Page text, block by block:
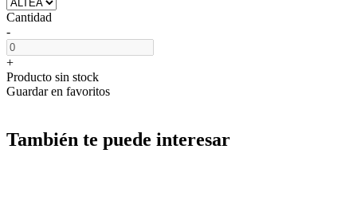
Cantidad
-
+
Producto sin stock
Guardar en favoritos
También te puede interesar